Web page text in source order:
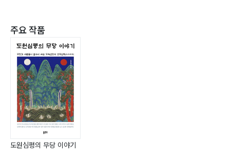
주요 작품
도원심평의 무당 이야기